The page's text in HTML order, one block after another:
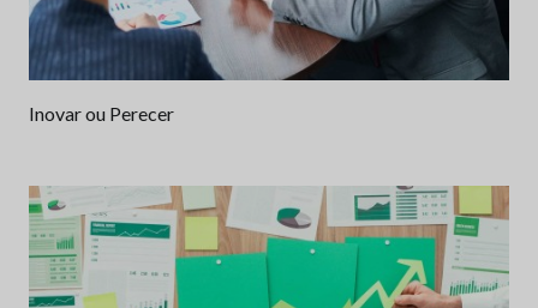
Inovar ou Perecer